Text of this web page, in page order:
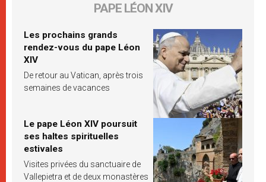
PAPE LÉON XIV
Les prochains grands
rendez-vous du pape Léon
XIV
De retour au Vatican, après trois
semaines de vacances
Le pape Léon XIV poursuit
ses haltes spirituelles
estivales
Visites privées du sanctuaire de
Vallepietra et de deux monastères